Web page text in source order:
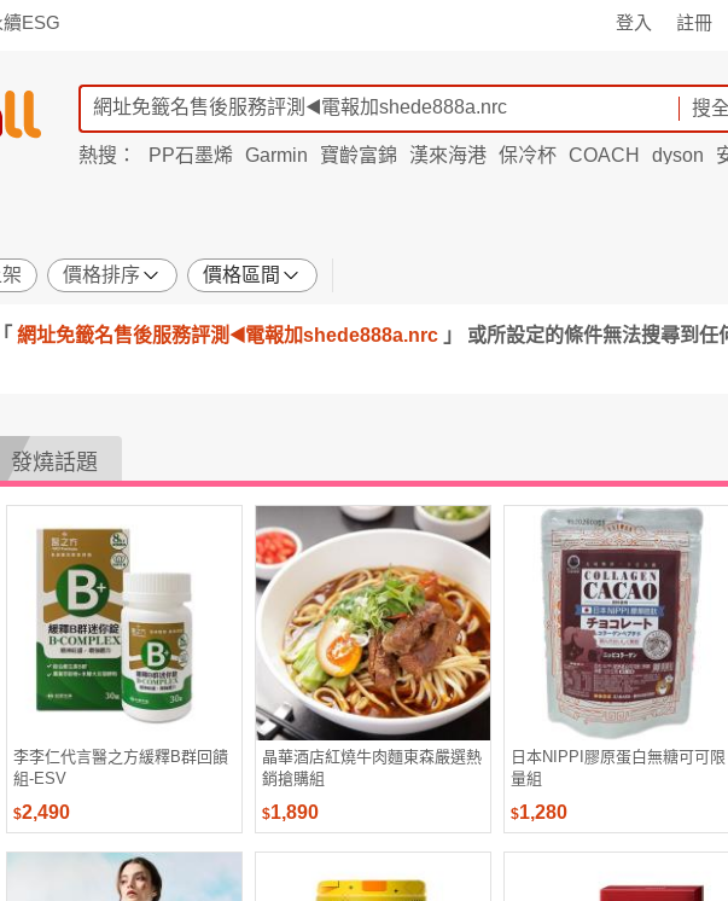
續ESG 登入 註冊
搜
熱搜： PP石墨烯 Garmin 寶齡富錦 漢來海港 保冷杯 COACH dyson
價格排序 價格區間
網址免籤名售後服務評測◀️電報加shede888a.nrc 」 或所設定的條件無法搜尋到
發燒話題
李李仁代言醫之方緩釋B群回饋
組-ESV
$2,490
晶華酒店紅燒牛肉麵東森嚴選熱
銷搶購組
$1,890
日本NIPPI膠原蛋白無糖可可限
量組
$1,280